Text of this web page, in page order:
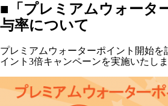
■「プレミアムウォータ
与率について
プレミアムウォーターポイント開始を
イント3倍キャンペーンを実施いたしま